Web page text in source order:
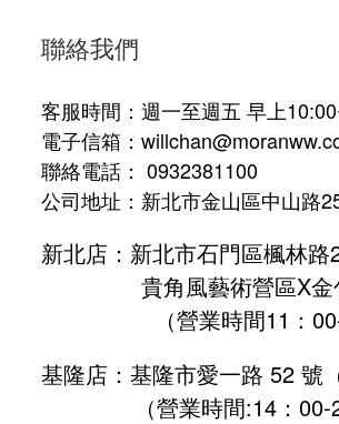
聯絡我們
客服時間：週一至週五 早上
電子信箱：
聯絡電話： 0932381100
公司地址：新北市金山區中山路
新北店：新北市石門區楓林
貴角風藝術營區X金
（營業時間11：00-
基隆店：基隆市愛一路 52 號
（營業時間:14：